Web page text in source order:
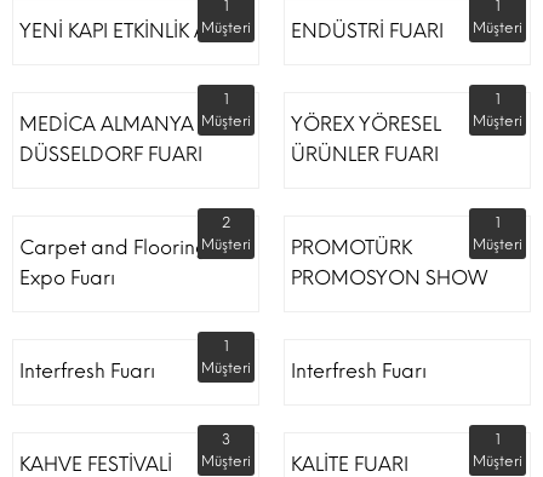
YENİ KAPI ETKİNLİK ALANI
1
Müşteri
ENDÜSTRİ FUARI
1
Müşteri
MEDİCA ALMANYA
DÜSSELDORF FUARI
1
Müşteri
YÖREX YÖRESEL
ÜRÜNLER FUARI
1
Müşteri
Carpet and Flooring
Expo Fuarı
2
Müşteri
PROMOTÜRK
PROMOSYON SHOW
1
Müşteri
Interfresh Fuarı
1
Müşteri
Interfresh Fuarı
KAHVE FESTİVALİ
3
Müşteri
KALİTE FUARI
1
Müşteri